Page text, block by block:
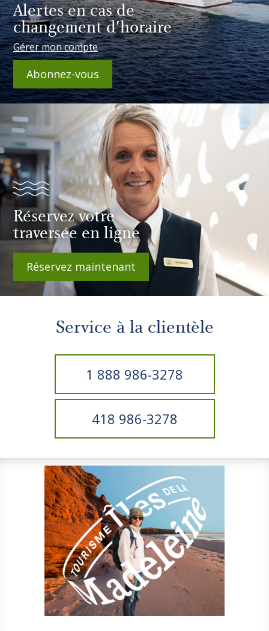
Alertes en cas de
changement d'horaire
Gérer mon compte
Abonnez-vous
Réservez votre
traversée en ligne
Réservez maintenant
Service à la clientèle
1 888 986-3278
418 986-3278